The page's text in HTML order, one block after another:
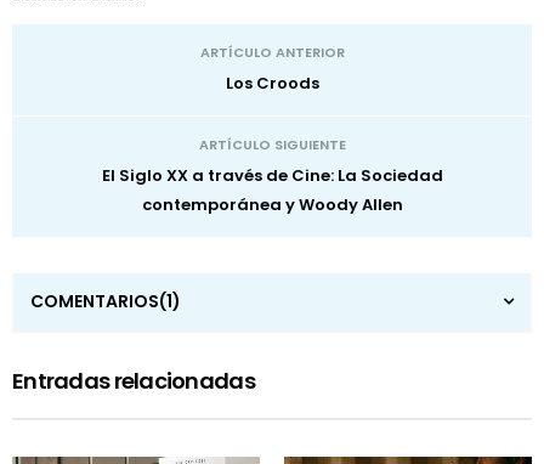
ARTÍCULO ANTERIOR
Los Croods
ARTÍCULO SIGUIENTE
El Siglo XX a través de Cine: La Sociedad
contemporánea y Woody Allen
COMENTARIOS(1)
Entradas relacionadas